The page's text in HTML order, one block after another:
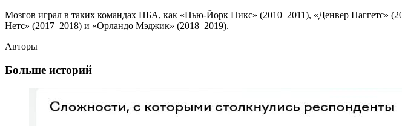
Мозгов играл в таких командах НБА, как «Нью-Йорк Никс» (2010–2011), «Денвер Наггетс»
Нетс» (2017–2018) и «Орландо Мэджик» (2018–2019).
Авторы
Больше историй